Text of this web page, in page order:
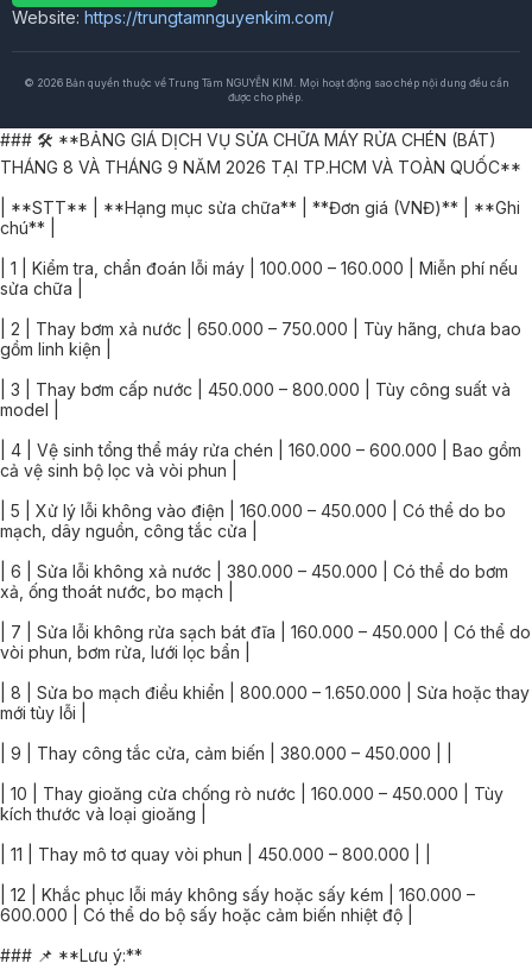
Website: https://trungtamnguyenkim.com/
© 2026 Bản quyền thuộc về Trung Tâm NGUYỄN KIM. Mọi hoạt động sao chép nội dung đều cần
được cho phép.
### 🛠️ **BẢNG GIÁ DỊCH VỤ SỬA CHỮA MÁY RỬA CHÉN (BÁT)
THÁNG 8 VÀ THÁNG 9 NĂM 2026 TẠI TP.HCM VÀ TOÀN QUỐC**
| **STT** | **Hạng mục sửa chữa** | **Đơn giá (VNĐ)** | **Ghi
chú** |
| 1 | Kiểm tra, chẩn đoán lỗi máy | 100.000 – 160.000 | Miễn phí nếu
sửa chữa |
| 2 | Thay bơm xả nước | 650.000 – 750.000 | Tùy hãng, chưa bao
gồm linh kiện |
| 3 | Thay bơm cấp nước | 450.000 – 800.000 | Tùy công suất và
model |
| 4 | Vệ sinh tổng thể máy rửa chén | 160.000 – 600.000 | Bao gồm
cả vệ sinh bộ lọc và vòi phun |
| 5 | Xử lý lỗi không vào điện | 160.000 – 450.000 | Có thể do bo
mạch, dây nguồn, công tắc cửa |
| 6 | Sửa lỗi không xả nước | 380.000 – 450.000 | Có thể do bơm
xả, ống thoát nước, bo mạch |
| 7 | Sửa lỗi không rửa sạch bát đĩa | 160.000 – 450.000 | Có thể do
vòi phun, bơm rửa, lưới lọc bẩn |
| 8 | Sửa bo mạch điều khiển | 800.000 – 1.650.000 | Sửa hoặc thay
mới tùy lỗi |
| 9 | Thay công tắc cửa, cảm biến | 380.000 – 450.000 | |
| 10 | Thay gioăng cửa chống rò nước | 160.000 – 450.000 | Tùy
kích thước và loại gioăng |
| 11 | Thay mô tơ quay vòi phun | 450.000 – 800.000 | |
| 12 | Khắc phục lỗi máy không sấy hoặc sấy kém | 160.000 –
600.000 | Có thể do bộ sấy hoặc cảm biến nhiệt độ |
### 📌 **Lưu ý:**